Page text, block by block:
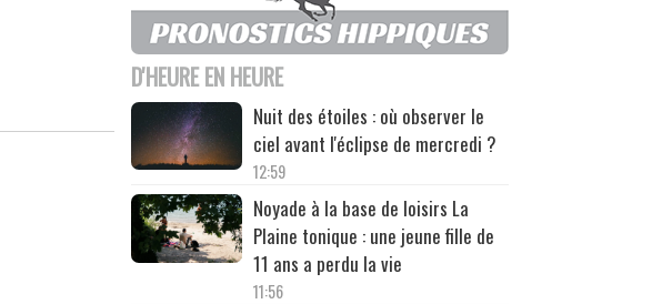
D'HEURE EN HEURE
Nuit des étoiles : où observer le
ciel avant l'éclipse de mercredi ?
12:59
Noyade à la base de loisirs La
Plaine tonique : une jeune fille de
11 ans a perdu la vie
11:56